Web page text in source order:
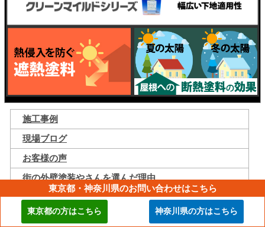
施工事例
現場ブログ
お客様の声
街の外壁塗装やさんを選んだ理由
外壁塗装を選ぶ6つのポイント
外壁・屋根塗装だけで雨漏りは直せません
東京都・神奈川県のお問い合わせはこちら
東京都の方はこちら 神奈川県の方はこちら